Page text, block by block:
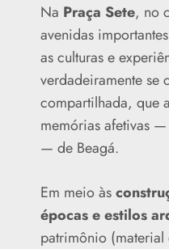
Na Praça Sete, no
avenidas
as culturas e
verdadeiramente se
compartilhada, que
memórias afetivas —
— de Beagá.
Em meio às
épocas e estilos
patrimônio